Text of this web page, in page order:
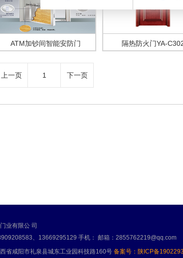
ATM加钞间智能安防门 隔热防火门YA-
上一页 1 下一页
业有限公 司
、13669295129 手机： 邮箱：2855762219@qq.com
省咸阳市礼泉县城东工业园科技路160号 备案号：陕ICP备